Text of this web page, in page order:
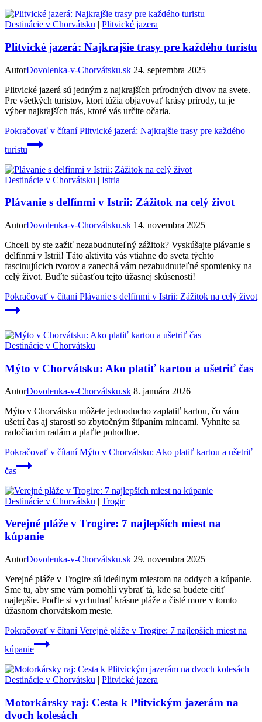
Destinácie v Chorvátsku | Plitvické jazera
Plitvické jazerá: Najkrajšie trasy pre každého turistu
AutorDovolenka-v-Chorvátsku.sk 24. septembra 2025
Plitvické jazerá sú jedným z najkrajších prírodných divov na svete.
Pre všetkých turistov, ktorí túžia objavovať krásy prírody, tu je
výber najkrajších trás, ktoré vás určite očaria.
Pokračovať v čítaníPlitvické jazerá: Najkrajšie trasy pre každého
turistu
Destinácie v Chorvátsku | Istria
Plávanie s delfínmi v Istrii: Zážitok na celý život
AutorDovolenka-v-Chorvátsku.sk 14. novembra 2025
Chceli by ste zažiť nezabudnuteľný zážitok? Vyskúšajte plávanie s
delfínmi v Istrii! Táto aktivita vás vtiahne do sveta týchto
fascinujúcich tvorov a zanechá vám nezabudnuteľné spomienky na
celý život. Buďte súčasťou tejto úžasnej skúsenosti!
Pokračovať v čítaníPlávanie s delfínmi v Istrii: Zážitok na celý život
Destinácie v Chorvátsku
Mýto v Chorvátsku: Ako platiť kartou a ušetriť čas
AutorDovolenka-v-Chorvátsku.sk 8. januára 2026
Mýto v Chorvátsku môžete jednoducho zaplatiť kartou, čo vám
ušetrí čas aj starosti so zbytočným štípaním mincami. Vyhnite sa
radočiacim radám a plaťte pohodlne.
Pokračovať v čítaníMýto v Chorvátsku: Ako platiť kartou a ušetriť
čas
Destinácie v Chorvátsku | Trogir
Verejné pláže v Trogire: 7 najlepších miest na
kúpanie
AutorDovolenka-v-Chorvátsku.sk 29. novembra 2025
Verejné pláže v Trogire sú ideálnym miestom na oddych a kúpanie.
Sme tu, aby sme vám pomohli vybrať tá, kde sa budete cítiť
najlepšie. Poďte si vychutnať krásne pláže a čisté more v tomto
úžasnom chorvátskom meste.
Pokračovať v čítaníVerejné pláže v Trogire: 7 najlepších miest na
kúpanie
Destinácie v Chorvátsku | Plitvické jazera
Motorkársky raj: Cesta k Plitvickým jazerám na
dvoch kolesách